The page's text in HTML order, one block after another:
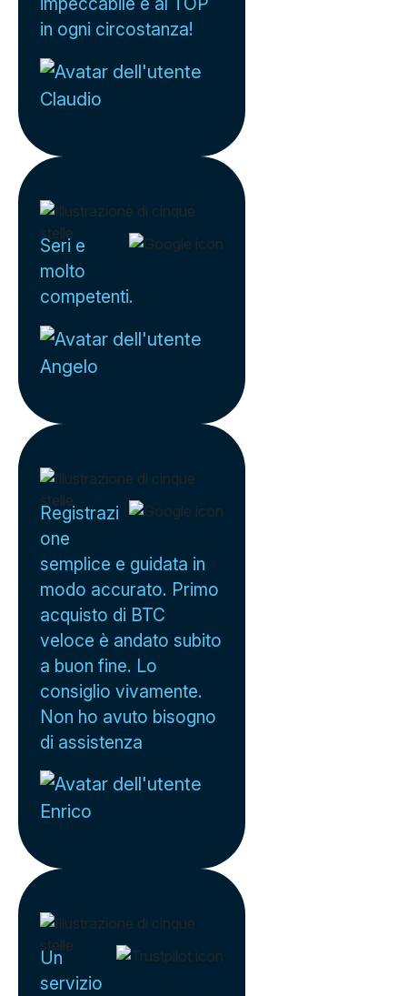
in ogni circostanza!
Claudio
Seri e
molto
competenti.
Angelo
Registrazi
one
semplice e guidata in
modo accurato. Primo
acquisto di BTC
veloce è andato subito
a buon fine. Lo
consiglio vivamente.
Non ho avuto bisogno
di assistenza
Enrico
Un
servizio